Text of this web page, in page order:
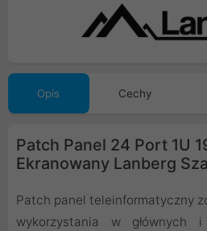
Opis Cechy
Patch Panel 24 Port 1U
Ekranowany Lanberg
Patch panel teleinformatyczny
wykorzystania w głównych